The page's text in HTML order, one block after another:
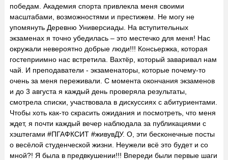
победам. Академия спорта привлекла меня своими
масштабами, возможностями и престижем. Не могу не
упомянуть Деревню Универсиады. На вступительных
экзаменах я точно убедилась – это местечко для меня! Нас
окружали невероятно добрые люди!!! Консьержка, которая
гостеприимно нас встретила. Вахтёр, который заваривал нам
чай. И преподаватели - экзаменаторы, которые почему-то
очень за меня переживали. С момента окончания экзаменов
и до 3 августа я каждый день проверяла результаты,
смотрела списки, участвовала в дискуссиях с абитуриентами.
Чтобы хоть как-то скрасить ожидания и посмотреть, что меня
ждет, я почти каждый вечер наблюдала за публикациями с
хэштегами #ПГАФКСИТ #живувДУ. О, эти бесконечные посты
о весёлой студенческой жизни. Неужели всё это будет и со
мной?! Я была в предвкушении!!! Впереди были первые шаги